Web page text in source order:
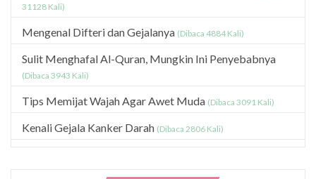
31128 Kali)
Mengenal Difteri dan Gejalanya (Dibaca 4884 Kali)
Sulit Menghafal Al-Quran, Mungkin Ini Penyebabnya
(Dibaca 3943 Kali)
Tips Memijat Wajah Agar Awet Muda (Dibaca 3091 Kali)
Kenali Gejala Kanker Darah (Dibaca 2806 Kali)